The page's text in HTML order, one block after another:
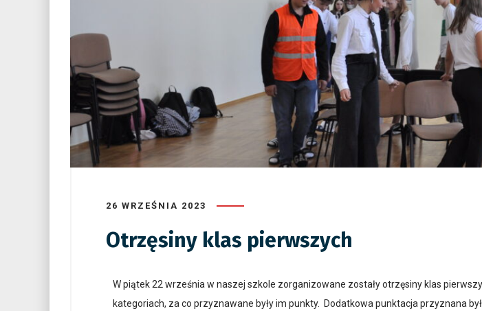
26 WRZEŚNIA 2023
Otrzęsiny klas pierwszych
W piątek 22 września w naszej szkole zorganizowane zostały otrzęsiny klas
kategoriach, za co przyznawane były im punkty. Dodatkowa punktacja przyznana